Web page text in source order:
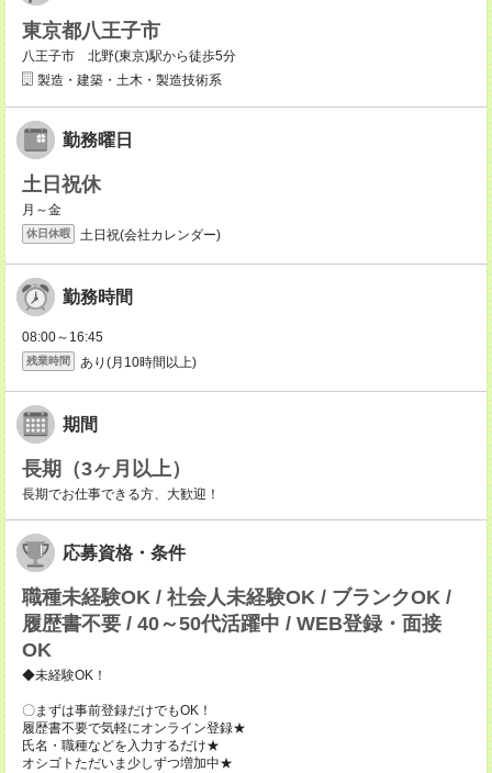
東京都八王子市
八王子市 北野(東京)駅から徒歩5分
製造・建築・土木・製造技術系
勤務曜日
土日祝休
月～金
休日休暇 土日祝(会社カレンダー)
勤務時間
08:00～16:45
残業時間 あり(月10時間以上)
期間
長期（3ヶ月以上）
長期でお仕事できる方、大歓迎！
応募資格・条件
職種未経験OK / 社会人未経験OK / ブランクOK /
履歴書不要 / 40～50代活躍中 / WEB登録・面接
OK
◆未経験OK！
〇まずは事前登録だけでもOK！
履歴書不要で気軽にオンライン登録★
氏名・職種などを入力するだけ★
オシゴトただいま少しずつ増加中★